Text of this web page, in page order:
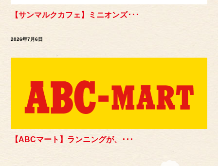
【サンマルクカフェ】ミニオンズ･･･
2026年7月6日
【ABCマート】ランニングが、･･･